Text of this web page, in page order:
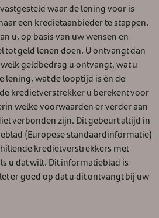
waar de lening voor is
een kredietaanbieder te stappen.
u, op basis van uw wensen en
geld lenen doen. U ontvangt dan
geldbedrag u ontvangt, wat u
lening, wat de looptijd is én de
kredietverstrekker u berekent voor
welke voorwaarden er verder aan
verbonden zijn. Dit gebeurt altijd in
(Europese standaardinformatie)
kredietverstrekkers met
u dat wilt. Dit informatieblad is
er goed op dat u dit ontvangt bij uw